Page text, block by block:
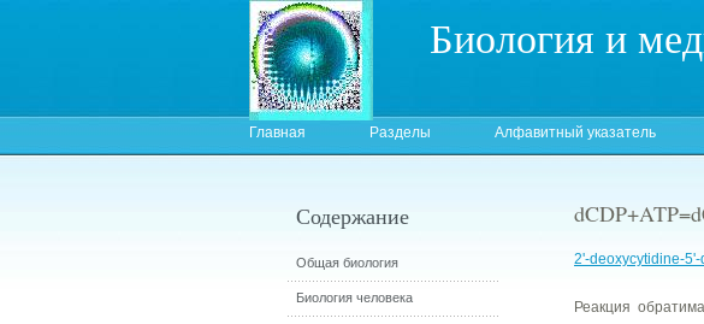
Биология и
Главная Разделы Алфавитный указатель
2'-deoxycytidine-
Реакция
Содержание
Общая биология
Биология человека